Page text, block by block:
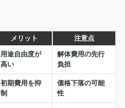
メリット 注意点
用途自由度が
高い
解体費用の先行
負担
初期費用を抑
制
価格下落の可能
性